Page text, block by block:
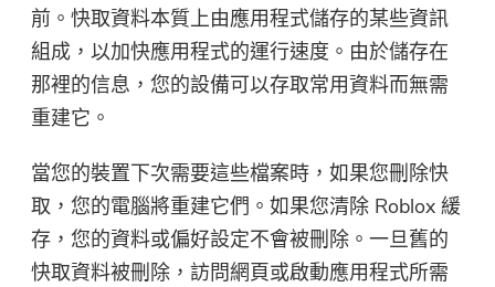
前。快取資料本質上由應用程式儲存的某些資訊
組成，以加快應用程式的運行速度。由於儲存在
那裡的信息，您的設備可以存取常用資料而無需
重建它。
當您的裝置下次需要這些檔案時，如果您刪除快
取，您的電腦將重建它們。如果您清除 Roblox 緩
存，您的資料或偏好設定不會被刪除。一旦舊的
快取資料被刪除，訪問網頁或啟動應用程式所需